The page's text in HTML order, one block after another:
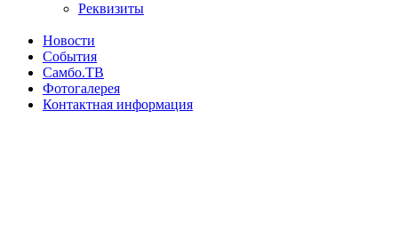
Реквизиты
Новости
События
Самбо.ТВ
Фотогалерея
Контактная информация